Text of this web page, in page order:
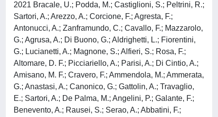
2021 Bracale, U.; Podda, M.; Castiglioni, S.; Peltrini, R.;
Sartori, A.; Arezzo, A.; Corcione, F.; Agresta, F.;
Antonucci, A.; Zanframundo, C.; Cavallo, F.; Mazzarolo,
G.; Agrusa, A.; Di Buono, G.; Aldrighetti, L.; Fiorentini,
G.; Lucianetti, A.; Magnone, S.; Alfieri, S.; Rosa, F.;
Altomare, D. F.; Picciariello, A.; Parisi, A.; Di Cintio, A.;
Amisano, M. F.; Cravero, F.; Ammendola, M.; Ammerata,
G.; Anastasi, A.; Canonico, G.; Gattolin, A.; Travaglio,
E.; Sartori, A.; De Palma, M.; Angelini, P.; Galante, F.;
Benevento, A.; Rausei, S.; Serao, A.; Abbatini, F.;